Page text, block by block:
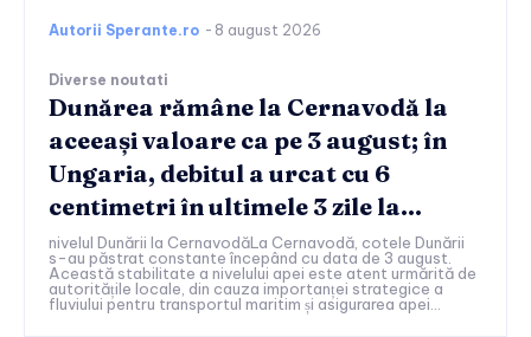
Autorii Sperante.ro - 8 august 2026
Diverse noutati
Dunărea rămâne la Cernavodă la
aceeași valoare ca pe 3 august; în
Ungaria, debitul a urcat cu 6
centimetri în ultimele 3 zile la...
nivelul Dunării la CernavodăLa Cernavodă, cotele Dunării
s-au păstrat constante începând cu data de 3 august.
Această stabilitate a nivelului apei este atent urmărită de
autoritățile locale, din cauza importanței strategice a
fluviului pentru transportul maritim și asigurarea apei...